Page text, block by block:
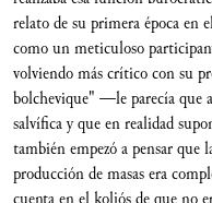
relato de su primera época en
como un meticuloso
volviendo más crítico con su
bolchevique" —le parecía que
salvífica y que en realidad
también empezó a pensar que
producción de masas era